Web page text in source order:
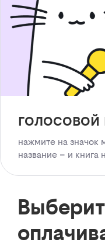
голосовой
нажмите на значок
название – и книга